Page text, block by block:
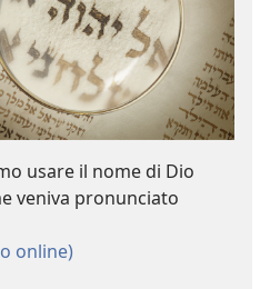
usare il nome di Dio
veniva pronunciato
online)